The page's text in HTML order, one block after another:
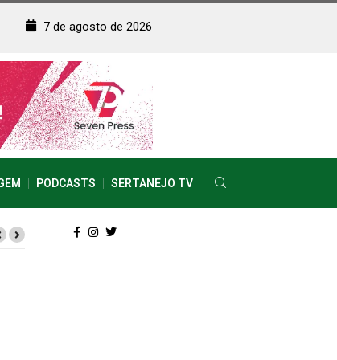
7 de agosto de 2026
PODCASTS SERTANEJO TV